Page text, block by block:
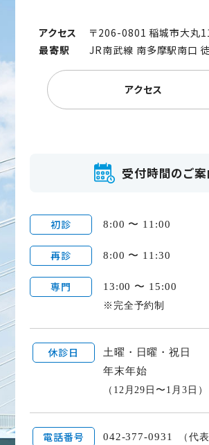
アクセス
〒206-0801 稲城市大丸
最寄駅
JR南武線 南多摩駅南口
アクセス
受付時間のご案
初診 8:00 〜 11:00
再診 8:00 〜 11:30
専門 13:00 〜 15:00
※完全予約制
休診日
土曜・日曜・祝日
年末年始
（12月29日〜1月3日）
電話番号 042-377-0931 （代表